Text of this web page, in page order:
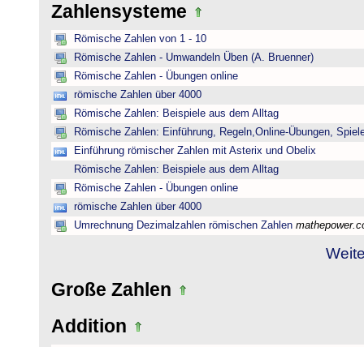
Zahlensysteme
Römische Zahlen von 1 - 10
Römische Zahlen - Umwandeln Üben (A. Bruenner)
Römische Zahlen - Übungen online
römische Zahlen über 4000
Römische Zahlen: Beispiele aus dem Alltag
Römische Zahlen: Einführung, Regeln,Online-Übungen,
Einführung römischer Zahlen mit Asterix und Obelix
Römische Zahlen: Beispiele aus dem Alltag
Römische Zahlen - Übungen online
römische Zahlen über 4000
Umrechnung Dezimalzahlen römischen Zahlen
Große Zahlen
Addition